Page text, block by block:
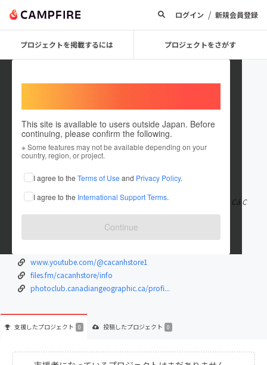
ログイン / 新規会員登録
プロジェクトを掲載するには プロジェクトをさがす
This site is available to users outside Japan. Before
continuing, please confirm the following.
※ Some features may not be available depending on your
country, region, or project.
I agree to the Terms of Use and Privacy Policy.
I agree to the International Support Terms.
Continue
cacanhstore
在住国：日本
出身国：日本
Mua bán Cá Cảnh uy tín, giá tốt nhất. Cung cấp đầy đủ các dòng Cá C
ảnh, Cá Kiểng, Thi công もっと見る
www.youtube.com/@cacanhstore1
files.fm/cacanhstore/info
photoclub.canadiangeographic.ca/profi...
支援したプロジェクト 0 投稿したプロジェクト 0